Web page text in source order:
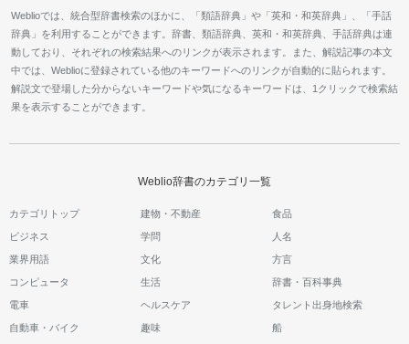
Weblioでは、統合型辞書検索のほかに、「類語辞典」や「英和・和英辞典」、「手話
辞典」を利用することができます。辞書、類語辞典、英和・和英辞典、手話辞典は連
動しており、それぞれの検索結果へのリンクが表示されます。また、解説記事の本文
中では、Weblioに登録されている他のキーワードへのリンクが自動的に貼られます。
解説文で登場した分からないキーワードや気になるキーワードは、1クリックで検索結
果を表示することができます。
Weblio辞書のカテゴリ一覧
カテゴリトップ 建物・不動産 食品
ビジネス 学問 人名
業界用語 文化 方言
コンピュータ 生活 辞書・百科事典
電車 ヘルスケア タレント出身地検索
自動車・バイク 趣味 船